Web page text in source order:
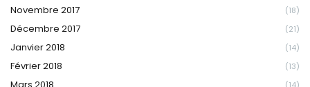
Novembre 2017 (18)
Décembre 2017 (21)
Janvier 2018 (14)
Février 2018 (13)
Mars 2018 (14)